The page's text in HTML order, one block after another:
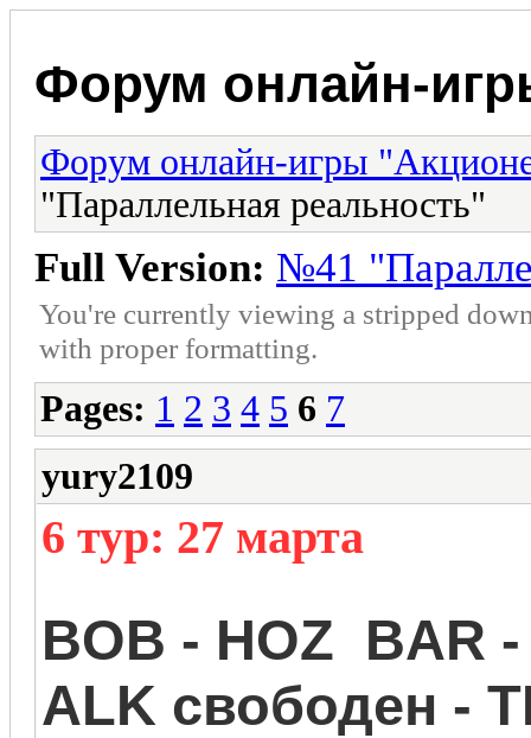
Форум онлайн-
Форум онлайн-игры
"Параллельная реальность"
Full Version: №41
You're currently viewing a stripped
with proper formatting.
Pages: 1 2 3 4 5 6 7
yury2109
6 тур: 27 марта
BOB - HOZ BAR
ALK свободен -